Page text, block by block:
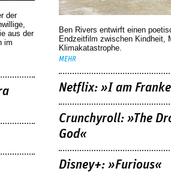
der
aus der
Ben Rivers entwirft einen
MEHR
Netflix: »I am
Crunchyroll: »The
God«